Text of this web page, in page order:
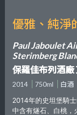
優雅、純淨
Paul Jaboulet
Sterimberg
保羅佳布列酒廠
2014 750ml
白酒
2014年的史坦堡騎
中含有燧石、白桃，